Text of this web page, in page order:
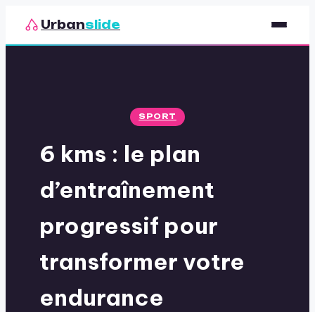
Urbanslide
Loisirs
SPORT
6 kms : le plan
d’entraînement
progressif pour
transformer votre
endurance